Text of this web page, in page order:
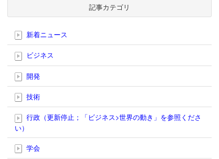
記事カテゴリ
新着ニュース
ビジネス
開発
技術
行政（更新停止；「ビジネス>世界の動き」を参照くださ
い）
学会